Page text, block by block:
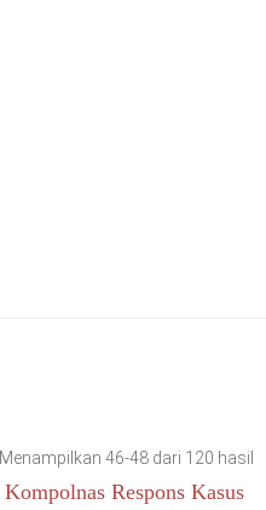
Menampilkan 46-48 dari 120 hasil
Kompolnas Respons Kasus